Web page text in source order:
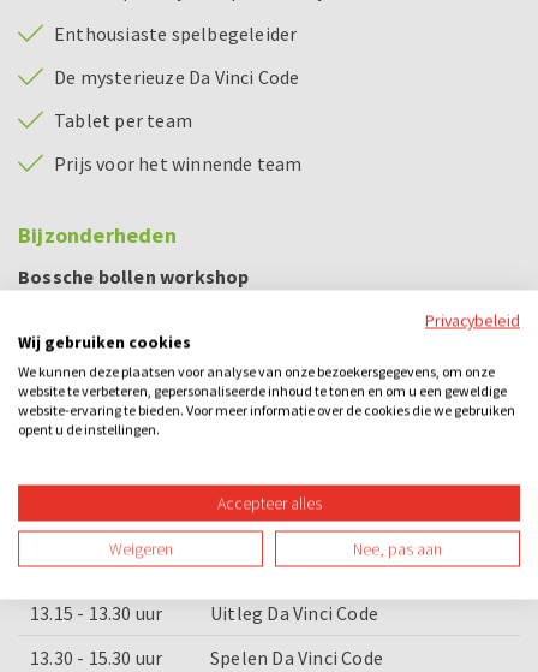
Enthousiaste spelbegeleider
De mysterieuze Da Vinci Code
Tablet per team
Prijs voor het winnende team
Bijzonderheden
Bossche bollen workshop
De workshop is ook in het Engels mogelijk, geef dit bij
je reservering aan.
Bestaat uw gezelschap uit meer dan 50 personen?
Hierbij duurt de workshop 1,5 uur.
12.00 - 12.45 uur
Bossche bollen workshop
12.45 - 13.00 uur
Bossche bol incl. consumptie
13.15 - 13.30 uur
Uitleg Da Vinci Code
13.30 - 15.30 uur
Spelen Da Vinci Code
Privacybeleid
Wij gebruiken cookies
We kunnen deze plaatsen voor analyse van onze bezoekersgegevens, om onze
website te verbeteren, gepersonaliseerde inhoud te tonen en om u een geweldige
website-ervaring te bieden. Voor meer informatie over de cookies die we gebruiken
opent u de instellingen.
Accepteer alles
Weigeren Nee, pas aan